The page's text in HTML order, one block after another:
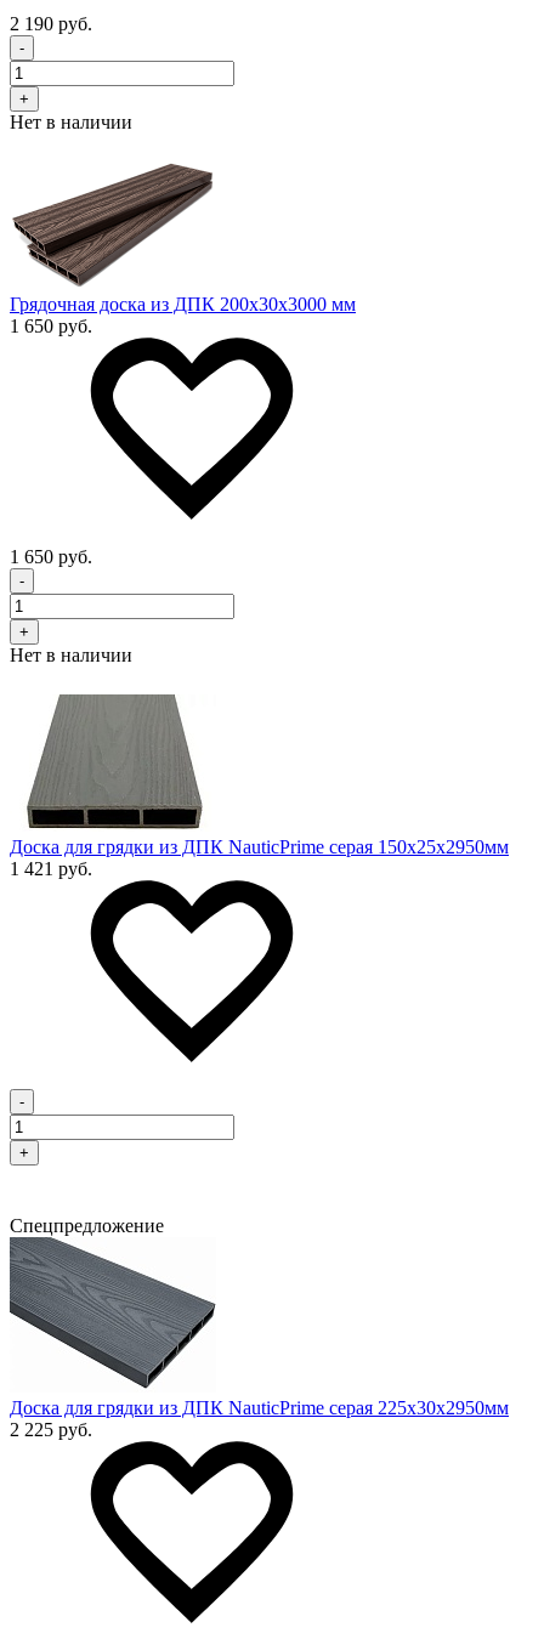
2 190 руб.
-
+
Нет в наличии
Грядочная доска из ДПК 200x30х3000 мм
1 650 руб.
1 650 руб.
-
+
Нет в наличии
Доска для грядки из ДПК NauticPrime серая 150х25х2950мм
1 421 руб.
-
+
Спецпредложение
Доска для грядки из ДПК NauticPrime серая 225х30х2950мм
2 225 руб.